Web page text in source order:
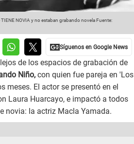
NOVIA y no estaban grabando novela Fuente:
de los espacios de grabación de
Niño, con quien fue pareja en 'Los
meses. El actor se presentó en el
Laura Huarcayo, e impactó a todos
novia: la actriz Macla Yamada.